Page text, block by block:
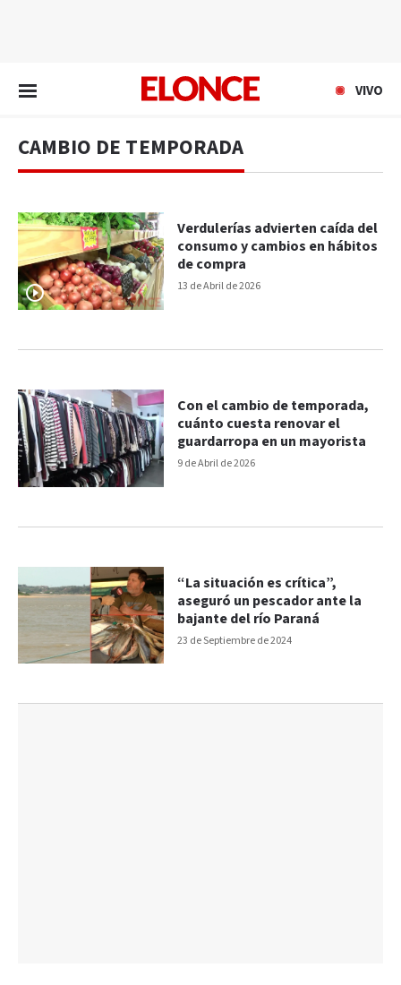
VIVO
CAMBIO DE TEMPORADA
13 de Abril de 2026
Verdulerías advierten caída del
consumo y cambios en hábitos
de compra
9 de Abril de 2026
Con el cambio de temporada,
cuánto cuesta renovar el
guardarropa en un mayorista
23 de Septiembre de 2024
“La situación es crítica”,
aseguró un pescador ante la
bajante del río Paraná